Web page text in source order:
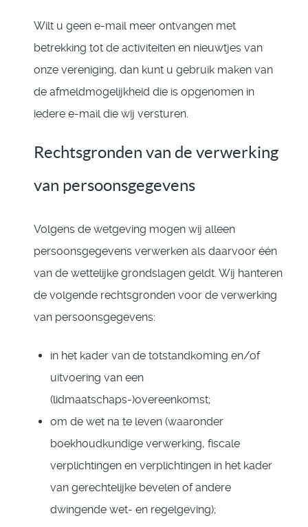
Wilt u geen e-mail meer ontvangen met
betrekking tot de activiteiten en nieuwtjes van
onze vereniging, dan kunt u gebruik maken van
de afmeldmogelijkheid die is opgenomen in
iedere e-mail die wij versturen.
Rechtsgronden van de verwerking
van persoonsgegevens
Volgens de wetgeving mogen wij alleen
persoonsgegevens verwerken als daarvoor één
van de wettelijke grondslagen geldt. Wij hanteren
de volgende rechtsgronden voor de verwerking
van persoonsgegevens:
in het kader van de totstandkoming en/of
uitvoering van een
(lidmaatschaps-)overeenkomst;
om de wet na te leven (waaronder
boekhoudkundige verwerking, fiscale
verplichtingen en verplichtingen in het kader
van gerechtelijke bevelen of andere
dwingende wet- en regelgeving);